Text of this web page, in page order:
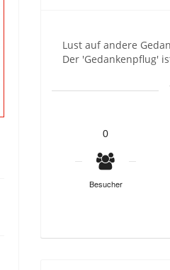
Lust auf andere
Der 'Gedankenpflug'
0
Besucher